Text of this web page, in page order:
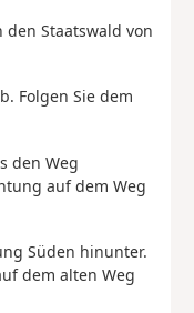
den Staatswald von
Folgen Sie dem
den Weg
auf dem Weg
Süden hinunter.
dem alten Weg